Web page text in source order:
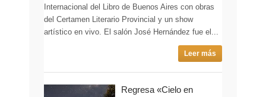
Internacional del Libro de Buenos Aires con obras
del Certamen Literario Provincial y un show
artístico en vivo. El salón José Hernández fue el...
Leer más
Regresa «Cielo en